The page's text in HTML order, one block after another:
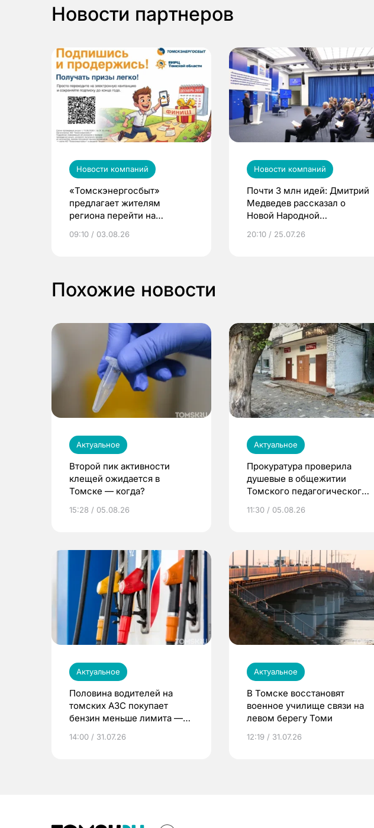
Новости партнеров
Новости компаний
«Томскэнергосбыт»
предлагает жителям
региона перейти на
выиграть призы
09:10 / 03.08.26
Новости компаний
Почти 3 млн идей: Дмитрий
Медведев рассказал о
Новой Народной
20:10 / 25.07.26
Похожие новости
Актуальное
Второй пик активности
клещей ожидается в
Томске — когда?
15:28 / 05.08.26
Актуальное
Прокуратура проверила
душевые в общежитии
Томского педагогического
11:30 / 05.08.26
Актуальное
Половина водителей на
томских АЗС покупает
бензин меньше лимита —
14:00 / 31.07.26
Актуальное
В Томске восстановят
военное училище связи на
левом берегу Томи
12:19 / 31.07.26